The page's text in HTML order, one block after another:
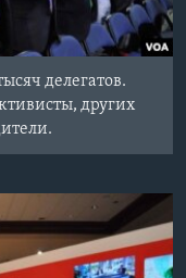
делегатов.
других